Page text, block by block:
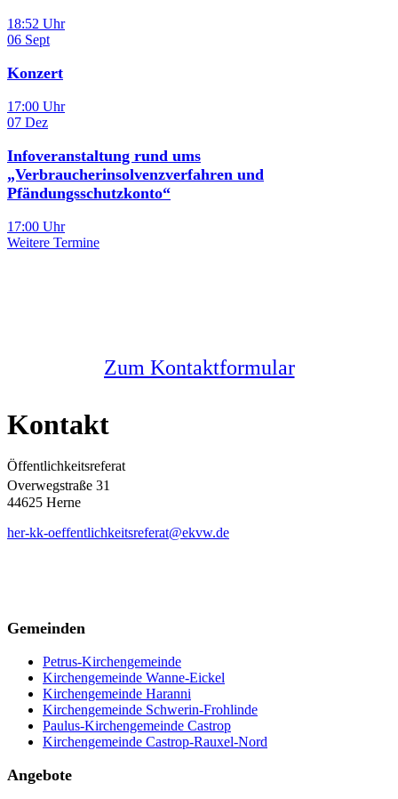
18:52 Uhr
06 Sept
Konzert
17:00 Uhr
07 Dez
Infoveranstaltung rund ums
„Verbraucherinsolvenzverfahren und
Pfändungsschutzkonto“
17:00 Uhr
Weitere Termine
Zum Kontaktformular
Kontakt
Öffentlichkeitsreferat
Overwegstraße 31
44625 Herne
her-kk-oeffentlichkeitsreferat@ekvw.de
Gemeinden
Petrus-Kirchengemeinde
Kirchengemeinde Wanne-Eickel
Kirchengemeinde Haranni
Kirchengemeinde Schwerin-Frohlinde
Paulus-Kirchengemeinde Castrop
Kirchengemeinde Castrop-Rauxel-Nord
Angebote